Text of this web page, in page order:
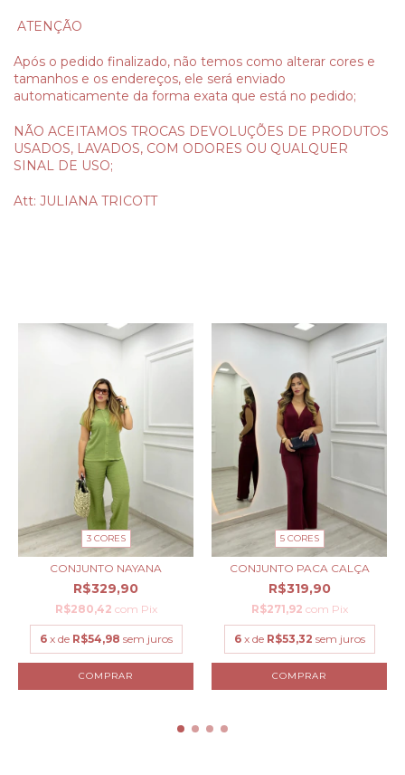
ATENÇÃO
Após o pedido finalizado, não temos como alterar cores e
tamanhos e os endereços, ele será enviado
automaticamente da forma exata que está no pedido;
NÃO ACEITAMOS TROCAS DEVOLUÇÕES DE PRODUTOS
USADOS, LAVADOS, COM ODORES OU QUALQUER
SINAL DE USO;
Att: JULIANA TRICOTT
3 CORES
CONJUNTO NAYANA
R$329,90
R$280,42 com Pix
6 x de R$54,98 sem juros
COMPRAR
5 CORES
CONJUNTO PACA CALÇA
R$319,90
R$271,92 com Pix
6 x de R$53,32 sem juros
COMPRAR